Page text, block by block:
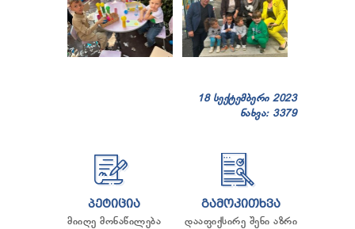
18 სექტემბერი 2023
ნახვა: 3379
ᲞᲔᲢᲘᲪᲘᲐ
მიიღე მონაწილება
ᲒᲐᲛᲝᲙᲘᲗᲮᲕᲐ
დააფიქსირე შენი აზრი